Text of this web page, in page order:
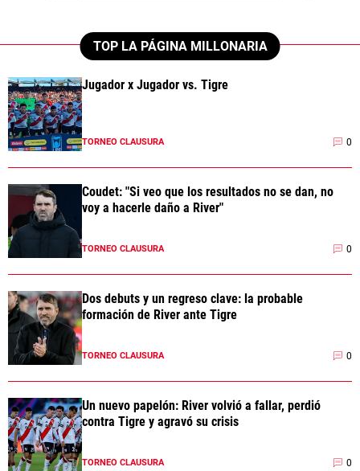
TOP LA PÁGINA MILLONARIA
Jugador x Jugador vs. Tigre
TORNEO CLAUSURA 0
Coudet: "Si veo que los resultados no se dan, no
voy a hacerle daño a River"
TORNEO CLAUSURA 0
Dos debuts y un regreso clave: la probable
formación de River ante Tigre
TORNEO CLAUSURA 0
Un nuevo papelón: River volvió a fallar, perdió
contra Tigre y agravó su crisis
TORNEO CLAUSURA 0